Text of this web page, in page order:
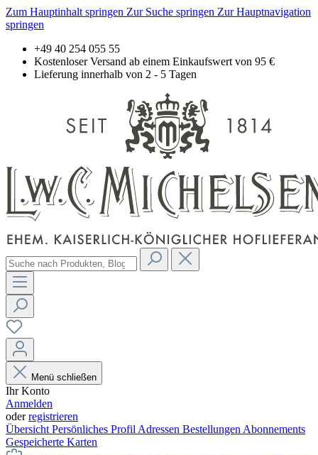
Zum Hauptinhalt springen Zur Suche springen Zur Hauptnavigation
springen
+49 40 254 055 55
Kostenloser Versand ab einem Einkaufswert von 95 €
Lieferung innerhalb von 2 - 5 Tagen
Menü schließen
Ihr Konto
Anmelden
oderregistrieren
Übersicht Persönliches Profil Adressen Bestellungen Abonnements
Gespeicherte Karten